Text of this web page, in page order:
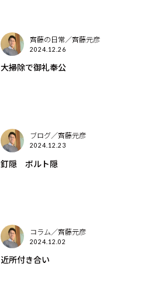
齊藤の日常／齊藤元彦
2024.12.26
大掃除で御礼奉公
ブログ／齊藤元彦
2024.12.23
釘隠 ボルト隠
コラム／齊藤元彦
2024.12.02
近所付き合い